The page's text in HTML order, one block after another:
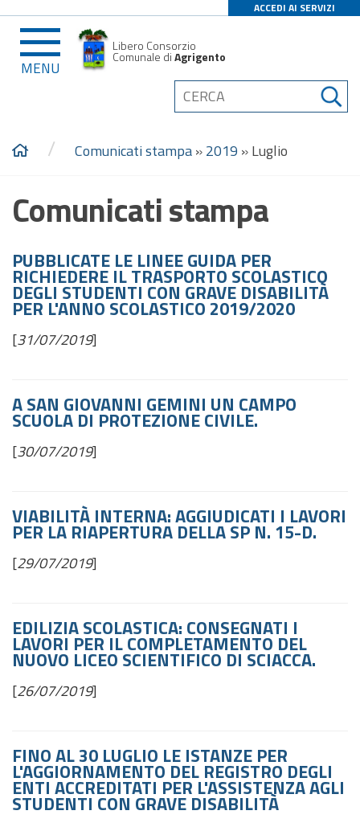
ACCEDI AI SERVIZI
MENU
Libero Consorzio
Comunale diAgrigento
/ Comunicati stampa»2019 »Luglio
Comunicati stampa
PUBBLICATE LE LINEE GUIDA PER
RICHIEDERE IL TRASPORTO SCOLASTICO
DEGLI STUDENTI CON GRAVE DISABILITÀ
PER L'ANNO SCOLASTICO 2019/2020
[31/07/2019]
A SAN GIOVANNI GEMINI UN CAMPO
SCUOLA DI PROTEZIONE CIVILE.
[30/07/2019]
VIABILITÀ INTERNA: AGGIUDICATI I LAVORI
PER LA RIAPERTURA DELLA SP N. 15-D.
[29/07/2019]
EDILIZIA SCOLASTICA: CONSEGNATI I
LAVORI PER IL COMPLETAMENTO DEL
NUOVO LICEO SCIENTIFICO DI SCIACCA.
[26/07/2019]
FINO AL 30 LUGLIO LE ISTANZE PER
L'AGGIORNAMENTO DEL REGISTRO DEGLI
ENTI ACCREDITATI PER L'ASSISTENZA AGLI
STUDENTI CON GRAVE DISABILITÀ